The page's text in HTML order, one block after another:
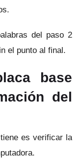
del paso 2
el punto al final.
base
del
es verificar la